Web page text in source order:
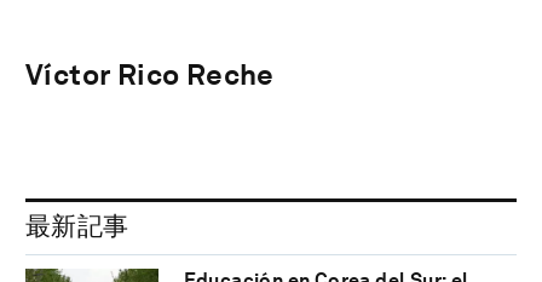
Víctor Rico Reche
最新記事